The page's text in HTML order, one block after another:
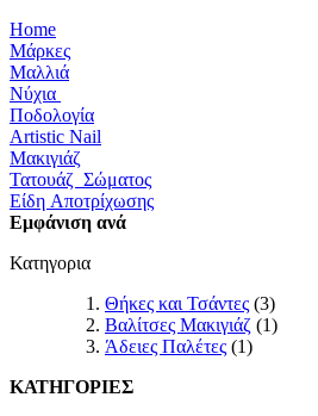
Home
Μάρκες
Μαλλιά
Νύχια
Ποδολογία
Artistic Nail
Μακιγιάζ
Τατουάζ Σώματος
Είδη Αποτρίχωσης
Εμφάνιση ανά
Κατηγορια
Θήκες και Τσάντες (3)
Βαλίτσες Μακιγιάζ (1)
Άδειες Παλέτες (1)
ΚΑΤΗΓΟΡΙΕΣ